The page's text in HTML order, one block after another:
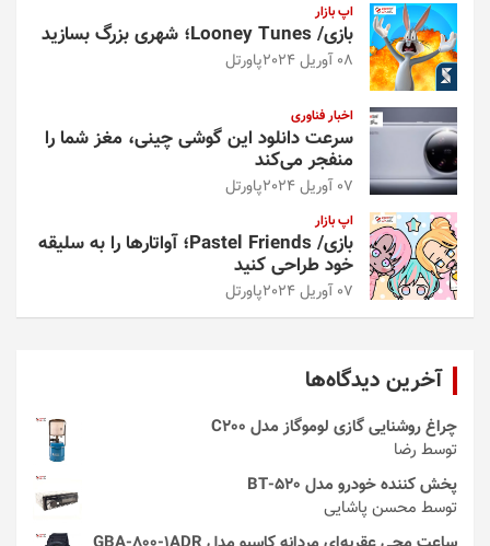
اپ بازار
بازی/ Looney Tunes؛ شهری بزرگ بسازید
08 آوریل 2024 پاورتل
اخبار فناوری
سرعت دانلود این گوشی چینی، مغز شما را
منفجر می‌کند
07 آوریل 2024 پاورتل
اپ بازار
بازی/ Pastel Friends؛ آواتارها را به سلیقه
خود طراحی کنید
07 آوریل 2024 پاورتل
آخرین دیدگاه‌ها
چراغ روشنایی گازی لوموگاز مدل C200
توسط رضا
پخش کننده خودرو مدل 520-BT
توسط محسن پاشایی